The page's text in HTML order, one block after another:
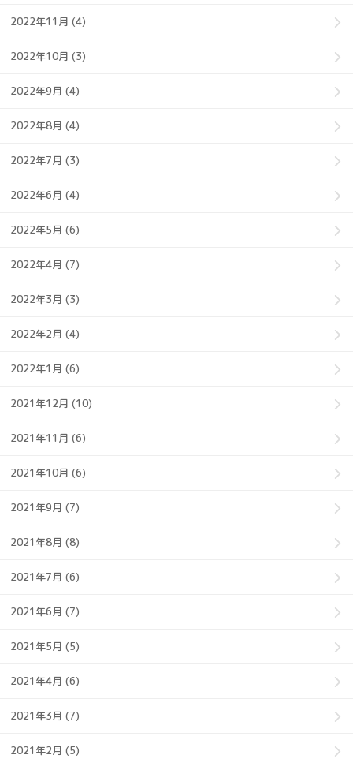
2022年11月 (4)
2022年10月 (3)
2022年9月 (4)
2022年8月 (4)
2022年7月 (3)
2022年6月 (4)
2022年5月 (6)
2022年4月 (7)
2022年3月 (3)
2022年2月 (4)
2022年1月 (6)
2021年12月 (10)
2021年11月 (6)
2021年10月 (6)
2021年9月 (7)
2021年8月 (8)
2021年7月 (6)
2021年6月 (7)
2021年5月 (5)
2021年4月 (6)
2021年3月 (7)
2021年2月 (5)